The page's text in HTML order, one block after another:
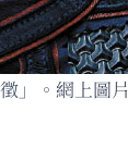
」。網上圖片